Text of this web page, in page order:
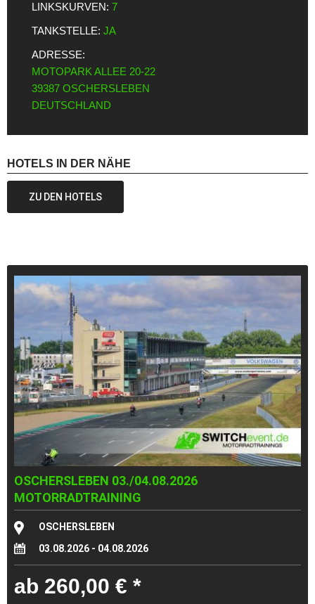
LINKSKURVEN: 7
TANKSTELLE: JA
ADRESSE:
MOTOPARK ALLEE 20-22
39387 OSCHERSLEBEN
DEUTSCHLAND
HOTELS IN DER NÄHE
ZU DEN HOTELS
OSCHERSLEBEN 03./04.08.2026
MOTORRADTRAINING
OSCHERSLEBEN
03.08.2026 - 04.08.2026
ab 260,00 € *